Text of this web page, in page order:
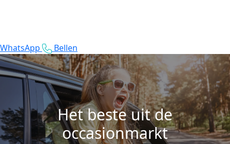
WhatsApp Bellen
Het beste uit de
occasionmarkt